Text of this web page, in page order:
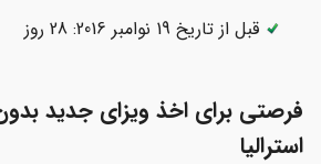
قبل از تاریخ 19 نوامبر 2016: 28 روز
فرصتی برای اخذ ویزای جدید
استرالیا